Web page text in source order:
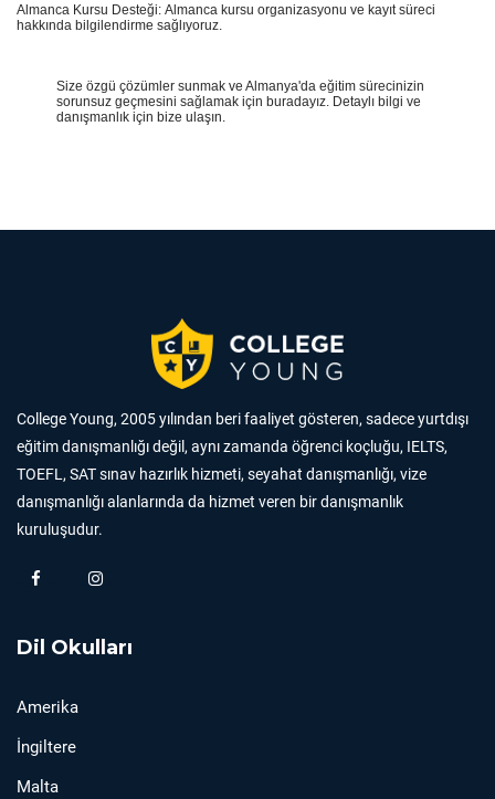
Almanca Kursu Desteği: Almanca kursu organizasyonu ve kayıt süreci
hakkında bilgilendirme sağlıyoruz.
Size özgü çözümler sunmak ve Almanya'da eğitim sürecinizin
sorunsuz geçmesini sağlamak için buradayız. Detaylı bilgi ve
danışmanlık için bize ulaşın.
College Young, 2005 yılından beri faaliyet gösteren, sadece yurtdışı
eğitim danışmanlığı değil, aynı zamanda öğrenci koçluğu, IELTS,
TOEFL, SAT sınav hazırlık hizmeti, seyahat danışmanlığı, vize
danışmanlığı alanlarında da hizmet veren bir danışmanlık
kuruluşudur.
Dil Okulları
Amerika
İngiltere
Malta